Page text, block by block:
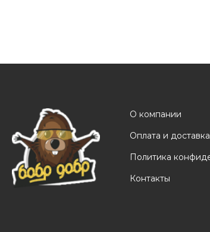
О компании
Оплата и доставка
Политика
Контакты